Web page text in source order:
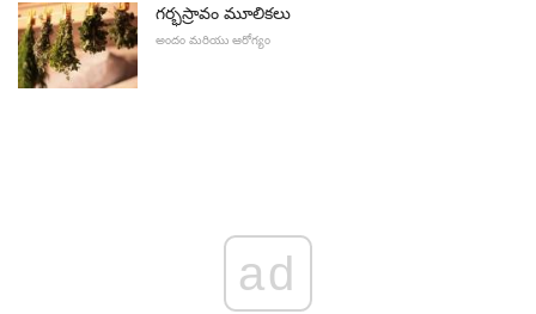
గర్భస్రావం మూలికలు
అందం మరియు ఆరోగ్యం
ad